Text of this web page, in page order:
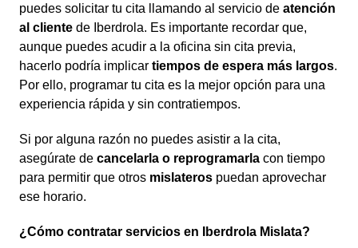
puedes solicitar tu cita llamando al servicio de atención
al cliente de Iberdrola. Es importante recordar que,
aunque puedes acudir a la oficina sin cita previa,
hacerlo podría implicar tiempos de espera más largos.
Por ello, programar tu cita es la mejor opción para una
experiencia rápida y sin contratiempos.
Si por alguna razón no puedes asistir a la cita,
asegúrate de cancelarla o reprogramarla con tiempo
para permitir que otros mislateros puedan aprovechar
ese horario.
¿Cómo contratar servicios en Iberdrola Mislata?